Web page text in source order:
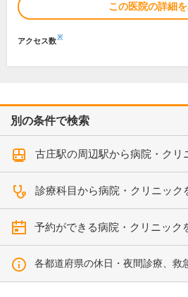
この医院の詳細
アクセス数※
別の条件で検索
古庄駅の周辺駅から病院・クリ
診療科目から病院・クリニック
予約ができる病院・クリニック
各都道府県の休日・夜間診療、救